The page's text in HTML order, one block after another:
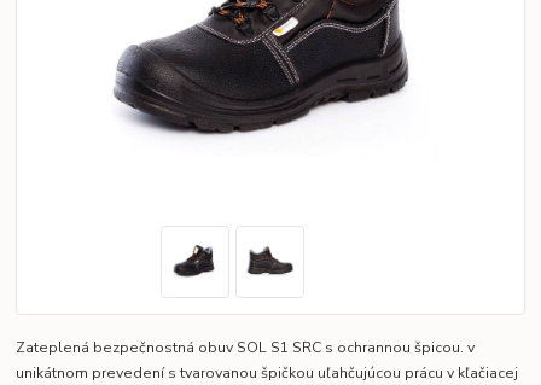
Zateplená bezpečnostná obuv SOL S1 SRC s ochrannou špicou. v
unikátnom prevedení s tvarovanou špičkou uľahčujúcou prácu v kľačiacej